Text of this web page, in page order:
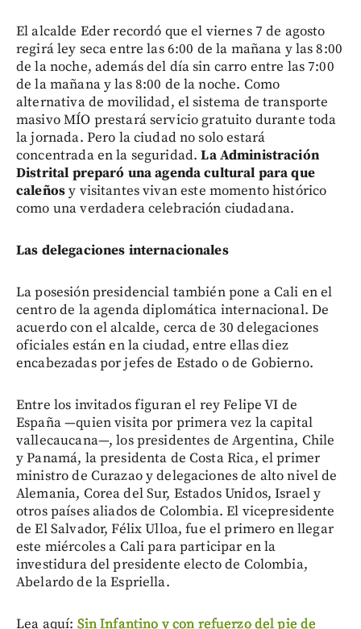
El alcalde Eder recordó que el viernes 7 de agosto
regirá ley seca entre las 6:00 de la mañana y las 8:00
de la noche, además del día sin carro entre las 7:00
de la mañana y las 8:00 de la noche. Como
alternativa de movilidad, el sistema de transporte
masivo MÍO prestará servicio gratuito durante toda
la jornada. Pero la ciudad no solo estará
concentrada en la seguridad.La Administración
Distrital preparó una agenda cultural para que
caleñosy visitantes vivan este momento histórico
como una verdadera celebración ciudadana.
Las delegaciones internacionales
La posesión presidencial también pone a Cali en el
centro de la agenda diplomática internacional. De
acuerdo con el alcalde, cerca de 30 delegaciones
oficiales están en la ciudad, entre ellas diez
encabezadas por jefes de Estado o de Gobierno.
Entre los invitados figuran el rey Felipe VI de
España —quien visita por primera vez la capital
vallecaucana—, los presidentes de Argentina, Chile
y Panamá, la presidenta de Costa Rica, el primer
ministro de Curazao y delegaciones de alto nivel de
Alemania, Corea del Sur, Estados Unidos, Israel y
otros países aliados de Colombia. El vicepresidente
de El Salvador, Félix Ulloa, fue el primero en llegar
este miércoles a Cali para participar en la
investidura del presidente electo de Colombia,
Abelardo de la Espriella.
Lea aquí: Sin Infantino y con refuerzo del pie de